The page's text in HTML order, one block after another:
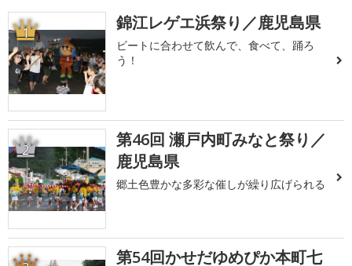
1 錦江レゲエ浜祭り／鹿児島県
ビートに合わせて飲んで、食べて、踊ろ
う！
2
第46回 瀬戸内町みなと祭り／
鹿児島県
郷土色豊かな多彩な催しが繰り広げられる
第54回かせだゆめぴか本町七